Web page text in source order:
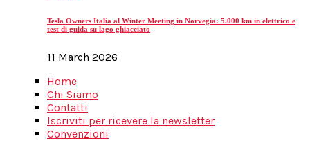
Tesla Owners Italia al Winter Meeting in Norvegia: 5.000 km in elettrico e
test di guida su lago ghiacciato
11 March 2026
Home
Chi Siamo
Contatti
Iscriviti per ricevere la newsletter
Convenzioni